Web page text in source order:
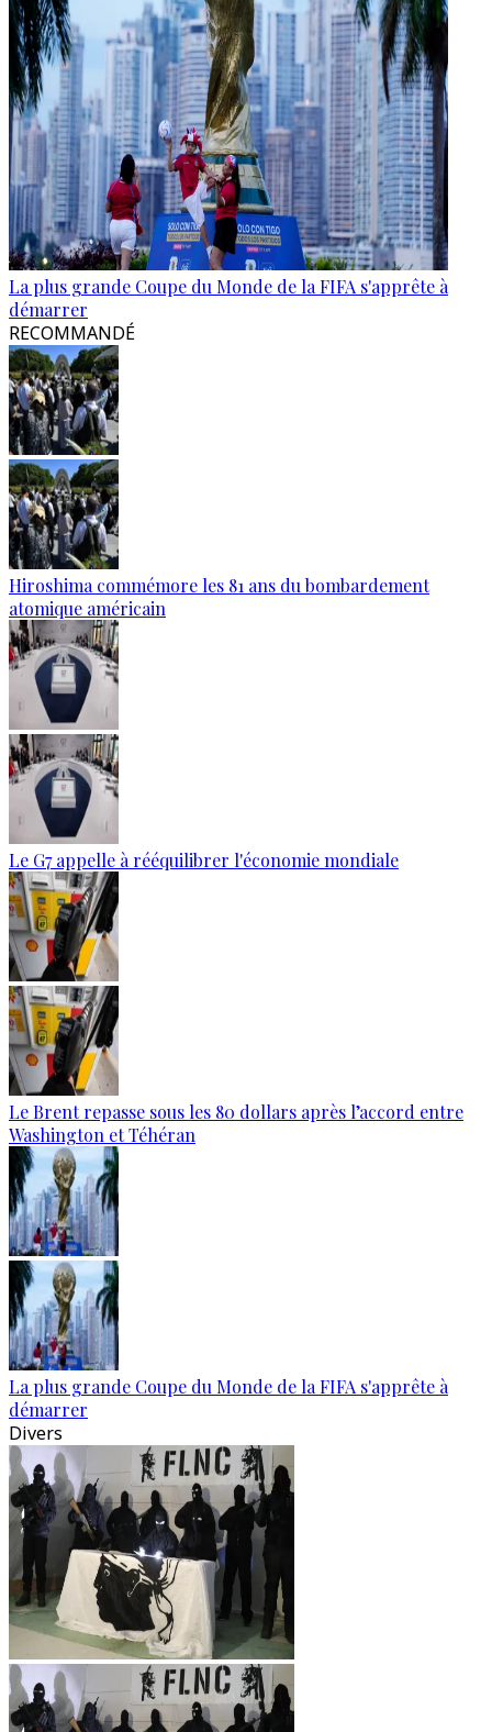
La plus grande Coupe du Monde de la FIFA s'apprête à
démarrer
RECOMMANDÉ
Hiroshima commémore les 81 ans du bombardement
atomique américain
Le G7 appelle à rééquilibrer l'économie mondiale
Le Brent repasse sous les 80 dollars après l’accord entre
Washington et Téhéran
La plus grande Coupe du Monde de la FIFA s'apprête à
démarrer
Divers